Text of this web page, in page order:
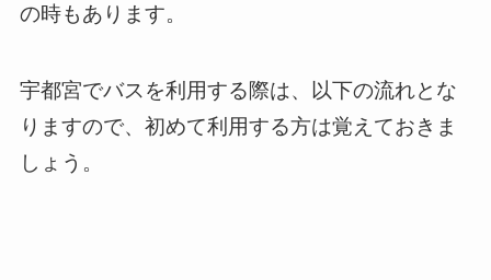
の時もあります。
宇都宮でバスを利用する際は、以下の流れとな
りますので、初めて利用する方は覚えておきま
しょう。